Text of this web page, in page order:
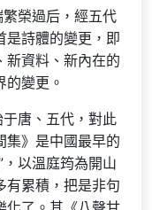
榮過后，經五代
是詩體的變更，即
新資料、新內在的
變更。
唐、五代，對此
集》是中國最早的
以溫庭筠為開山
有累積，把是非句